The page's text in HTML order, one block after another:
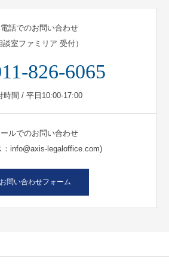
話でのお問い合わせ
談室ファミリア 受付）
826-6065
時間 / 平日10:00-17:00
ールでのお問い合わせ
：info@axis-legaloffice.com)
お問い合わせフォーム